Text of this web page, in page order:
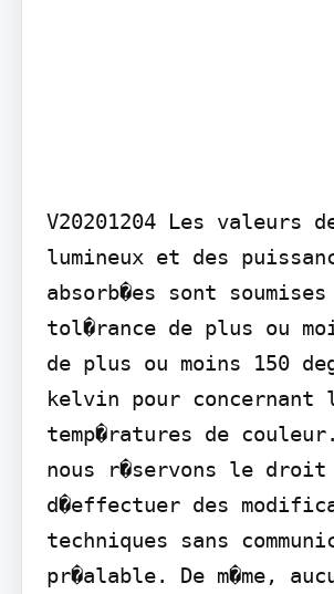
V20201204 Les valeurs
lumineux et des
absorb�es sont
tol�rance de plus ou
de plus ou moins 150
kelvin pour concernant
temp�ratures de
nous r�servons le droit
d�effectuer des
techniques sans
pr�alable. De m�me,